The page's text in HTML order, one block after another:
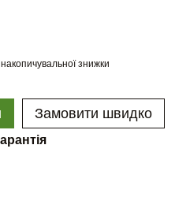
знижки
Замовити швидко